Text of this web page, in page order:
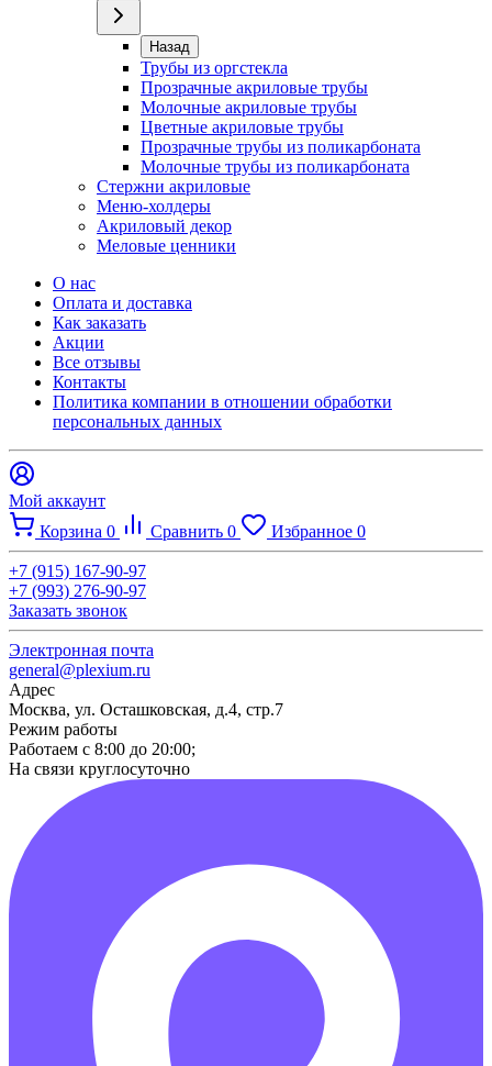
Назад
Трубы из оргстекла
Прозрачные акриловые трубы
Молочные акриловые трубы
Цветные акриловые трубы
Прозрачные трубы из поликарбоната
Молочные трубы из поликарбоната
Стержни акриловые
Меню-холдеры
Акриловый декор
Меловые ценники
О нас
Оплата и доставка
Как заказать
Акции
Все отзывы
Контакты​
Политика компании в отношении обработки
персональных данных
Мой аккаунт
Корзина 0 Сравнить 0 Избранное 0
+7 (915) 167-90-97
+7 (993) 276-90-97
Заказать звонок
Электронная почта
general@plexium.ru
Адрес
Москва, ул. Осташковская, д.4, стр.7
Режим работы
Работаем с 8:00 до 20:00;
На связи круглосуточно